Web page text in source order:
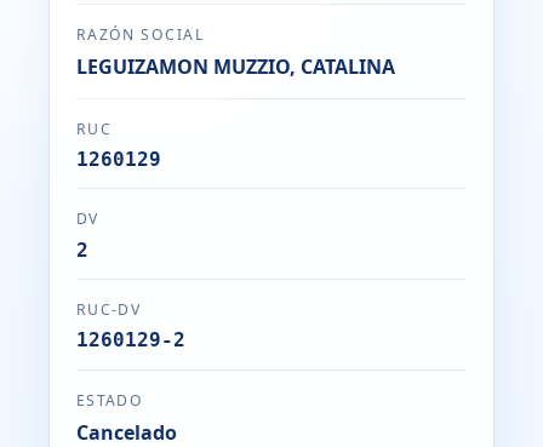
RAZÓN SOCIAL
LEGUIZAMON MUZZIO, CATALINA
RUC
1260129
DV
2
RUC-DV
1260129-2
ESTADO
Cancelado